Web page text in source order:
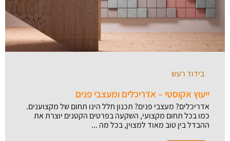
בידוד רעש
ייעוץ אקוסטי – אדריכלים ומעצבי פנים
אדריכלים? מעצבי פנים? תכנון חלל הינו תחום של מקצוענים.
כמו בכל תחום מקצועי, השקעה בפרטים הקטנים יוצרת את
ההבדל בין טוב מאוד למצוין, בכל מה ...